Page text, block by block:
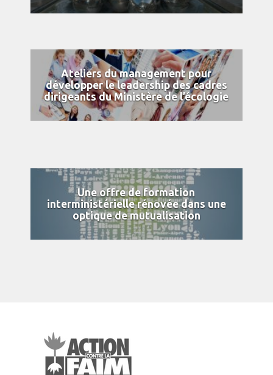
Ateliers du management pour
développer le leadership des cadres
dirigeants du Ministère de l’écologie
Une offre de formation
interministérielle rénovée dans une
optique de mutualisation